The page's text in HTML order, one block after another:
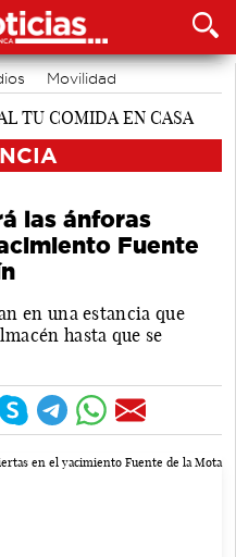
Movilidad
las ánforas
Fuente
en una estancia que
hasta que se